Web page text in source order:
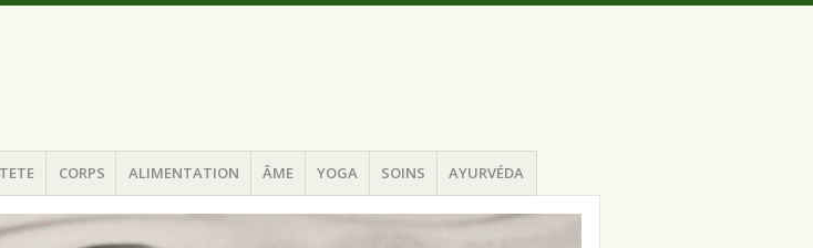
TETE CORPS ALIMENTATION ÂME YOGA SOINS AYURVÉDA